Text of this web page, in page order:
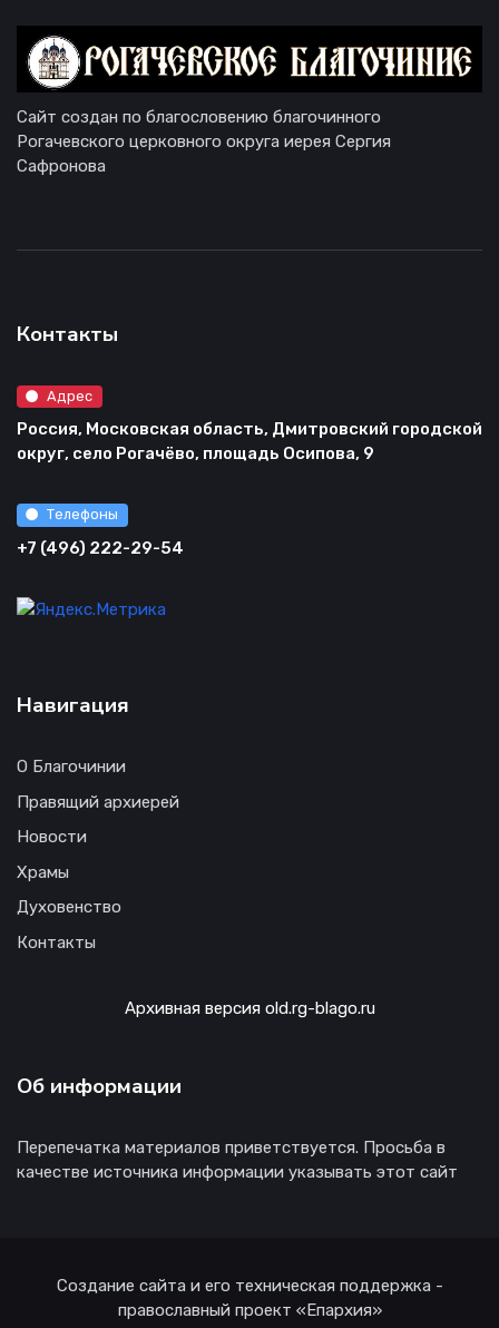
Сайт создан по благословению благочинного
Рогачевского церковного округа иерея Сергия
Сафронова
Контакты
Адрес
Россия, Московская область, Дмитровский городской
округ, село Рогачёво, площадь Осипова, 9
Телефоны
+7 (496) 222-29-54
Навигация
О Благочинии
Правящий архиерей
Новости
Храмы
Духовенство
Контакты
Архивная версия old.rg-blago.ru
Об информации
Перепечатка материалов приветствуется. Просьба в
качестве источника информации указывать этот сайт
Создание сайта и его техническая поддержка -
православный проект «Епархия»